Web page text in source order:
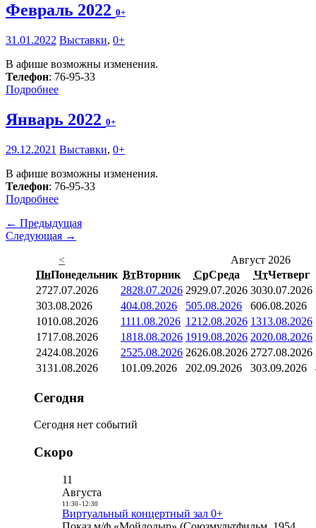
Февраль 2022 0+
31.01.2022 Выставки, 0+
В афише возможны изменения.
Телефон: 76-95-33
Подробнее
Январь 2022 0+
29.12.2021 Выставки, 0+
В афише возможны изменения.
Телефон: 76-95-33
Подробнее
← Предыдущая
Следующая →
<
Август 2026
ПнПонедельник ВтВторник СрСреда ЧтЧетверг
2727.07.2026 2828.07.2026 2929.07.2026 3030.07.2026
303.08.2026 404.08.2026 505.08.2026 606.08.2026
1010.08.2026 1111.08.2026 1212.08.2026 1313.08.2026
1717.08.2026 1818.08.2026 1919.08.2026 2020.08.2026
2424.08.2026 2525.08.2026 2626.08.2026 2727.08.2026
3131.08.2026 101.09.2026 202.09.2026 303.09.2026
Сегодня
Сегодня нет событий
Скоро
11
Августа
11:30- 12:30
Виртуальный концертный зал 0+